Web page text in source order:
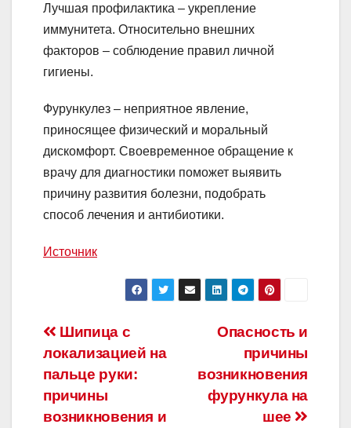
Лучшая профилактика – укрепление
иммунитета. Относительно внешних
факторов – соблюдение правил личной
гигиены.
Фурункулез – неприятное явление,
приносящее физический и моральный
дискомфорт. Своевременное обращение к
врачу для диагностики поможет выявить
причину развития болезни, подобрать
способ лечения и антибиотики.
Источник
Навигация
по
записям
Опасность и
причины
возникновения
фурункула на
шее
Шипица с
локализацией на
пальце руки:
причины
возникновения и